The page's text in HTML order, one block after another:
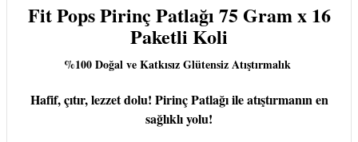
Fit Pops Pirinç Patlağı 75 Gram x 16
Paketli Koli
%100 Doğal ve Katkısız Glütensiz Atıştırmalık
Hafif, çıtır, lezzet dolu! Pirinç Patlağı ile atıştırmanın en
sağlıklı yolu!